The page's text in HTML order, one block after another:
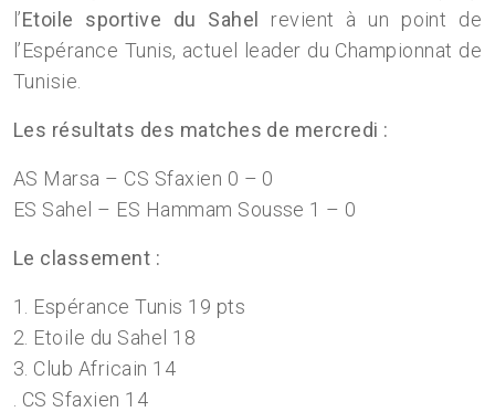
l’Etoile sportive du Sahel
revient à un point de
l’Espérance Tunis, actuel leader du Championnat de
Tunisie.
Les résultats des matches de mercredi :
AS Marsa – CS Sfaxien 0 – 0
ES Sahel – ES Hammam Sousse 1 – 0
Le classement :
1. Espérance Tunis 19 pts
2. Etoile du Sahel 18
3. Club Africain 14
. CS Sfaxien 14